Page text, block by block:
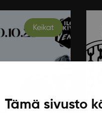
Tämä sivusto
Keikat